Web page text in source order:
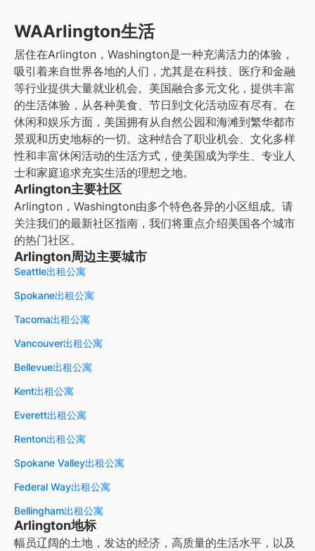
WAArlington生活
居住在Arlington，Washington是一种充满活力的体验，
吸引着来自世界各地的人们，尤其是在科技、医疗和金融
等行业提供大量就业机会。美国融合多元文化，提供丰富
的生活体验，从各种美食、节日到文化活动应有尽有。在
休闲和娱乐方面，美国拥有从自然公园和海滩到繁华都市
景观和历史地标的一切。这种结合了职业机会、文化多样
性和丰富休闲活动的生活方式，使美国成为学生、专业人
士和家庭追求充实生活的理想之地。
Arlington主要社区
Arlington，Washington由多个特色各异的小区组成。请
关注我们的最新社区指南，我们将重点介绍美国各个城市
的热门社区。
Arlington周边主要城市
Seattle出租公寓
Spokane出租公寓
Tacoma出租公寓
Vancouver出租公寓
Bellevue出租公寓
Kent出租公寓
Everett出租公寓
Renton出租公寓
Spokane Valley出租公寓
Federal Way出租公寓
Bellingham出租公寓
Arlington地标
幅员辽阔的土地，发达的经济，高质量的生活水平，以及